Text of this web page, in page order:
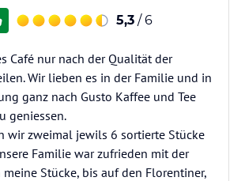
5,3 / 6
Café nur nach der Qualität der
Wir lieben es in der Familie und in
ganz nach Gusto Kaffee und Tee
geniessen.
wir zweimal jewils 6 sortierte Stücke
Familie war zufrieden mit der
meine Stücke, bis auf den Florentiner,